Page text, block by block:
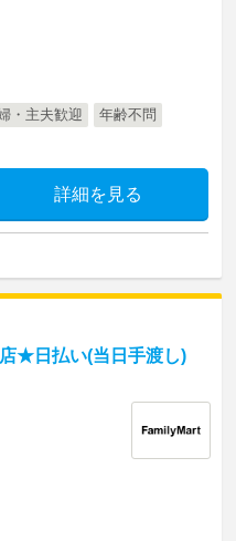
・主夫歓迎
年齢不問
詳細を見る
★日払い(当日手渡し)